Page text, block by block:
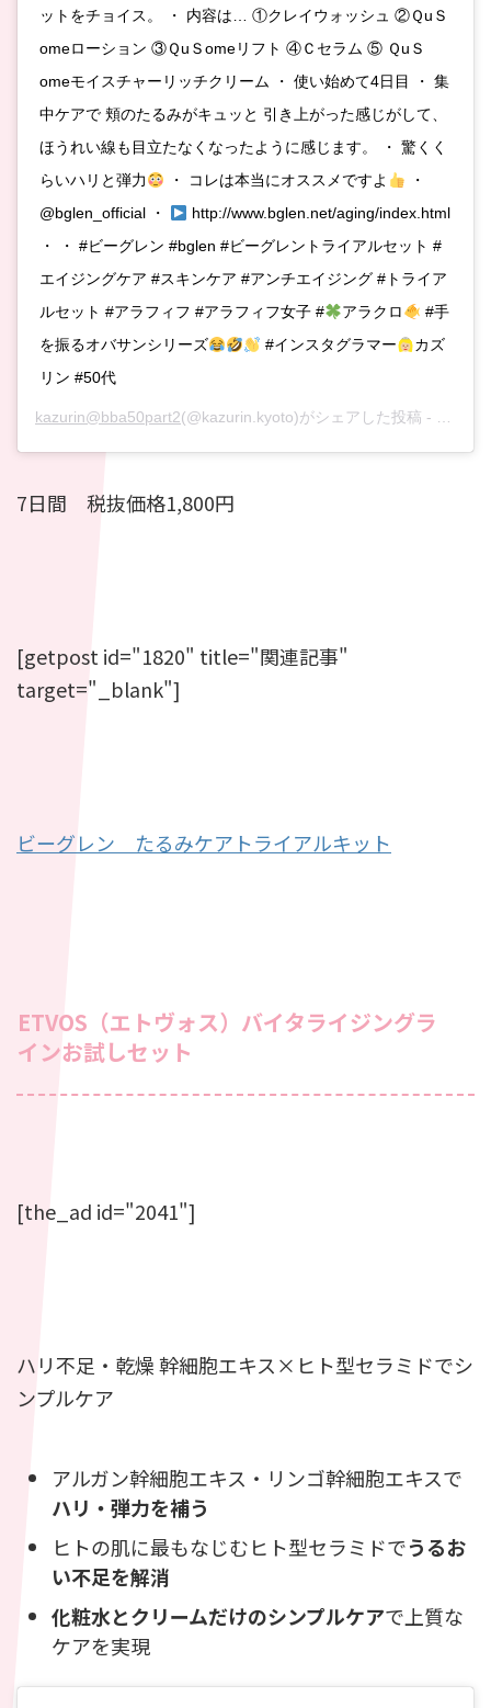
ットをチョイス。 ・ 内容は… ①クレイウォッシュ ②ＱuＳ
omeローション ③ＱuＳomeリフト ④Ｃセラム ⑤ ＱuＳ
omeモイスチャーリッチクリーム ・ 使い始めて4日目 ・ 集
中ケアで 頬のたるみがキュッと 引き上がった感じがして、
ほうれい線も目立たなくなったように感じます。 ・ 驚くく
らいハリと弾力
・ コレは本当にオススメですよ
・
@bglen_official ・
http://www.bglen.net/aging/index.html
・ ・ #ビーグレン #bglen #ビーグレントライアルセット #
エイジングケア #スキンケア #アンチエイジング #トライア
ルセット #アラフィフ #アラフィフ女子 #
アラクロ
#手
を振るオバサンシリーズ
#インスタグラマー
カズ
リン #50代
kazurin@bba50part2(@kazurin.kyoto)がシェアした投稿 - 2019
7日間 税抜価格1,800円
[getpost id="1820" title="関連記事"
target="_blank"]
ビーグレン たるみケアトライアルキット
ETVOS（エトヴォス）バイタライジングラ
インお試しセット
[the_ad id="2041"]
ハリ不足・乾燥幹細胞エキス×ヒト型セラミドでシ
ンプルケア
アルガン幹細胞エキス・リンゴ幹細胞エキスで
ハリ・弾力を補う
ヒトの肌に最もなじむヒト型セラミドでうるお
い不足を解消
化粧水とクリームだけのシンプルケアで上質な
ケアを実現